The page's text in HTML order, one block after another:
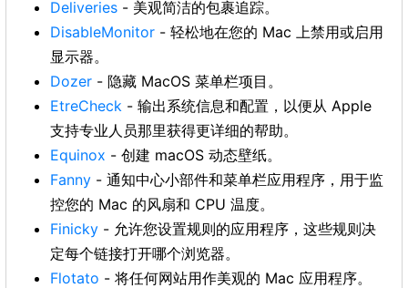
Deliveries - 美观简洁的包裹追踪。
DisableMonitor - 轻松地在您的 Mac 上禁用或启用
显示器。
Dozer - 隐藏 MacOS 菜单栏项目。
EtreCheck - 输出系统信息和配置，以便从 Apple
支持专业人员那里获得更详细的帮助。
Equinox - 创建 macOS 动态壁纸。
Fanny - 通知中心小部件和菜单栏应用程序，用于监
控您的 Mac 的风扇和 CPU 温度。
Finicky - 允许您设置规则的应用程序，这些规则决
定每个链接打开哪个浏览器。
Flotato - 将任何网站用作美观的 Mac 应用程序。